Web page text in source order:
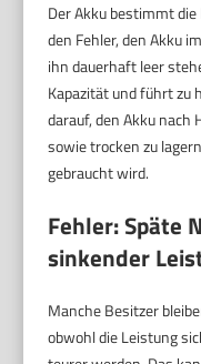
Der Akku bestimmt
den Fehler, den Akku
ihn dauerhaft leer
Kapazität und führt zu
darauf, den Akku nach
sowie trocken zu
gebraucht wird.
Fehler: Späte
sinkender
Manche Besitzer
obwohl die Leistung